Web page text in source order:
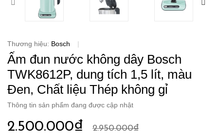
Thương hiệu: Bosch |
Ấm đun nước không dây Bosch
TWK8612P, dung tích 1,5 lít, màu
Đen, Chất liệu Thép không gỉ
Thông tin sản phẩm đang được cập nhật
2.500.000₫ 2.950.000₫